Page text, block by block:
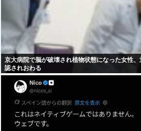
京大病院で脳が破壊され植物状態になった女性
認されおわる